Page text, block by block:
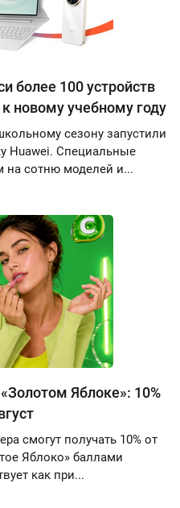
более 100 устройств
новому учебному году
сезону запустили
Huawei. Специальные
на сотню моделей и...
Яблоке»: 10%
смогут получать 10% от
Яблоко» баллами
как при...